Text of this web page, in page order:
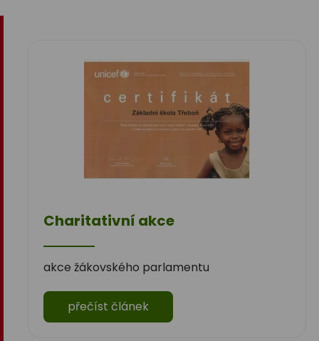
Charitativní akce
akce žákovského parlamentu
přečíst článek